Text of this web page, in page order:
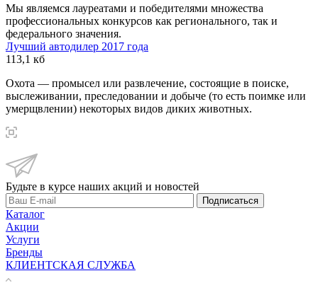
Мы являемся лауреатами и победителями множества
профессиональных конкурсов как регионального, так и
федерального значения.
Лучший автодилер 2017 года
113,1 кб
Охота — промысел или развлечение, состоящие в поиске,
выслеживании, преследовании и добыче (то есть поимке или
умерщвлении) некоторых видов диких животных.
Будьте в курсе наших акций и новостей
Подписаться
Каталог
Акции
Услуги
Бренды
КЛИЕНТСКАЯ СЛУЖБА